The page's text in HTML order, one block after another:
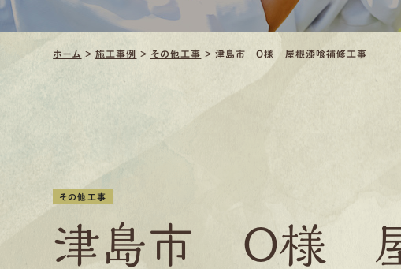
ホーム > 施工事例 > その他工事 > 津島市 O様 屋根漆喰補修工事
その他工事
津島市 O様